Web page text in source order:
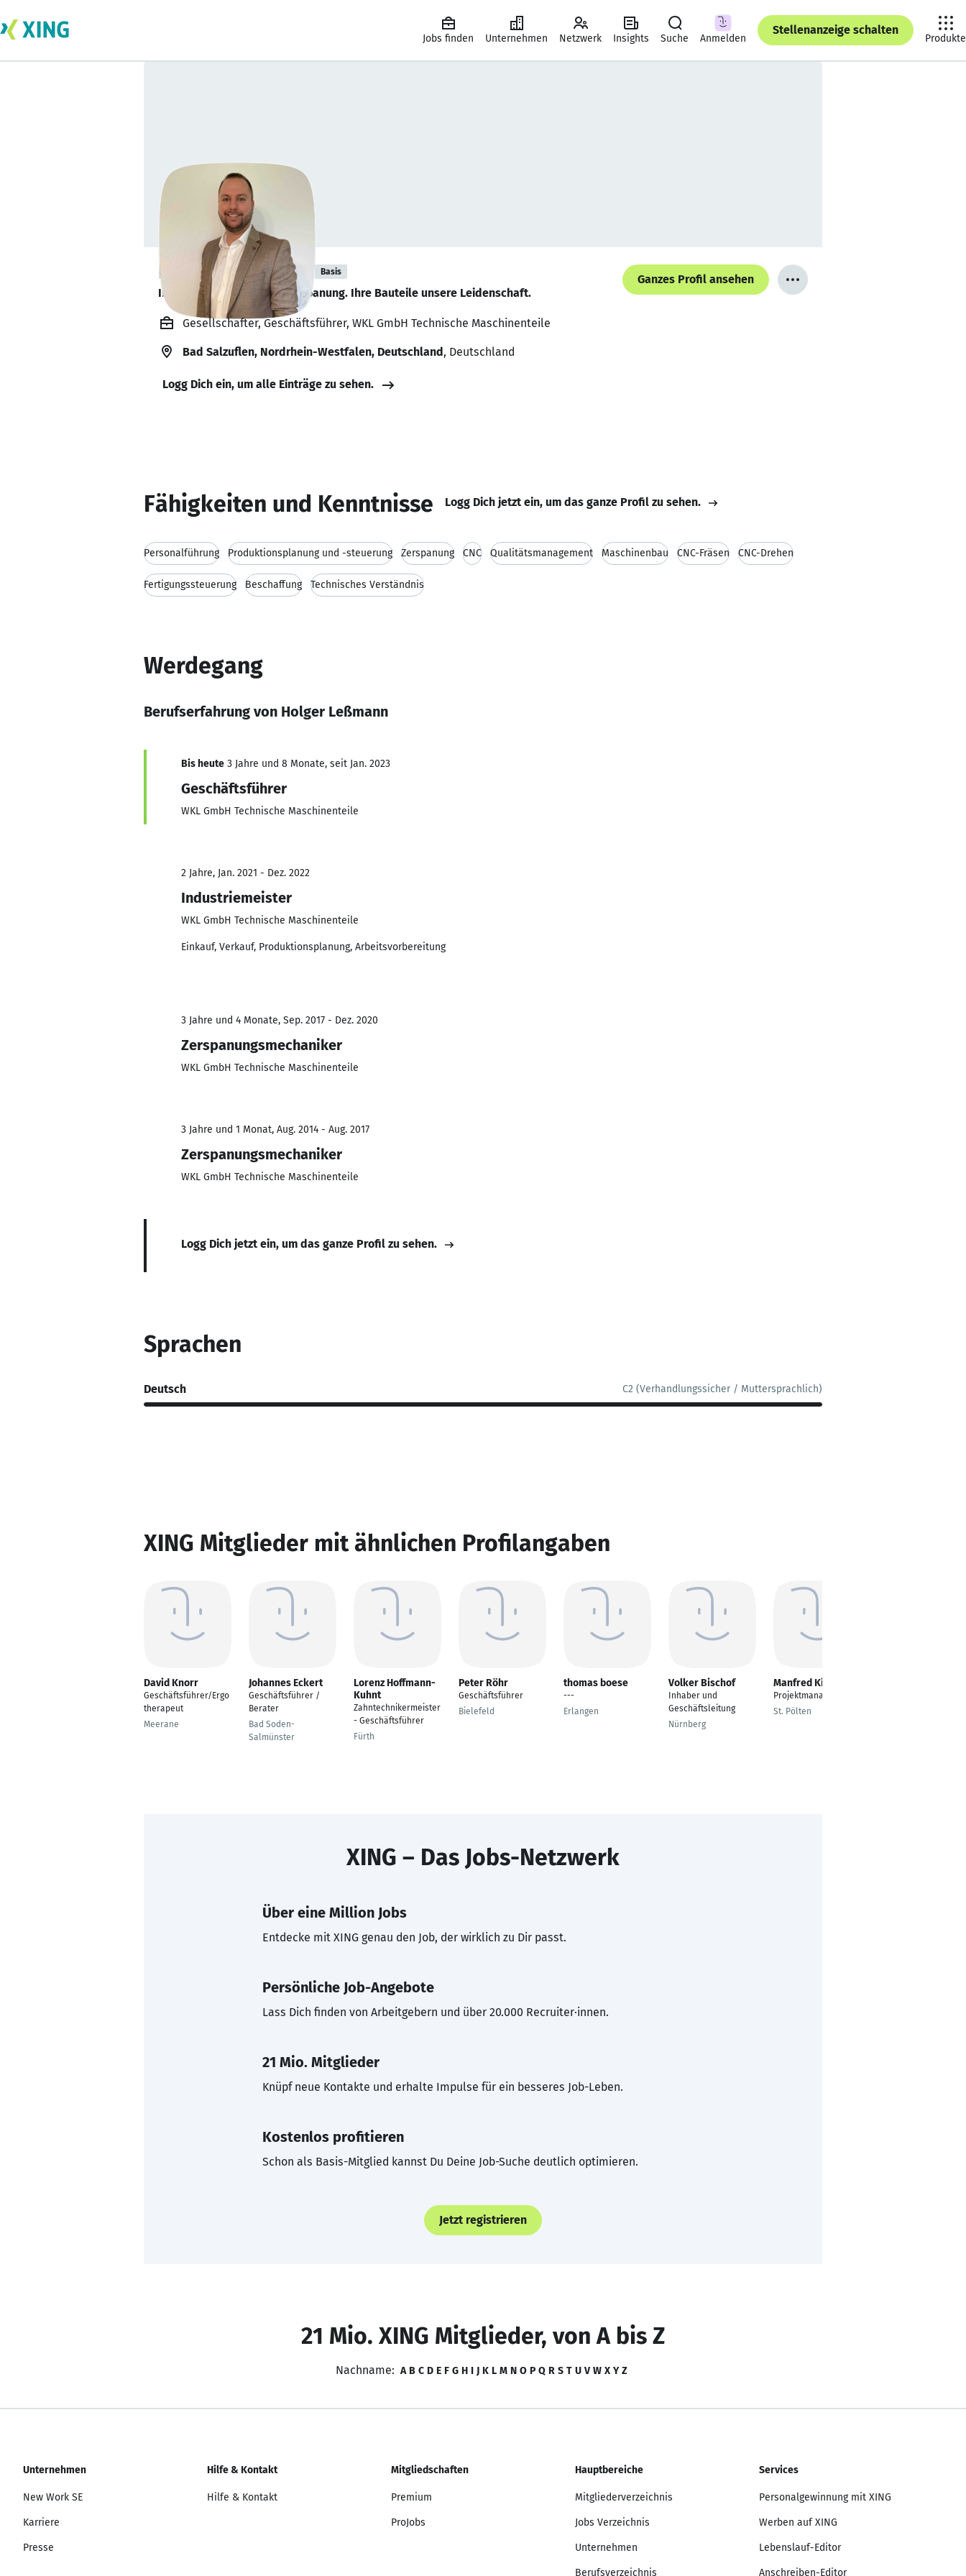
Jobs finden Unternehmen Netzwerk Insights Suche Anmelden
Stellenanzeige schalten
Produkte
Holger Leßmann Basis
Ihr Partner rund um die Zerspanung. Ihre Bauteile unsere Leidenschaft.
Ganzes Profil ansehen
Gesellschafter, Geschäftsführer, WKL GmbH Technische Maschinenteile
Bad Salzuflen, Nordrhein-Westfalen, Deutschland, Deutschland
Logg Dich ein, um alle Einträge zu sehen.
Fähigkeiten und Kenntnisse Logg Dich jetzt ein, um das ganze Profil zu sehen.
Personalführung Produktionsplanung und -steuerung Zerspanung CNC Qualitätsmanagement Maschinenbau CNC-Fräsen CNC-Drehen
Fertigungssteuerung Beschaffung Technisches Verständnis
Werdegang
Berufserfahrung von Holger Leßmann
Bis heute 3 Jahre und 8 Monate, seit Jan. 2023
Geschäftsführer
WKL GmbH Technische Maschinenteile
2 Jahre, Jan. 2021 - Dez. 2022
Industriemeister
WKL GmbH Technische Maschinenteile
Einkauf, Verkauf, Produktionsplanung, Arbeitsvorbereitung
3 Jahre und 4 Monate, Sep. 2017 - Dez. 2020
Zerspanungsmechaniker
WKL GmbH Technische Maschinenteile
3 Jahre und 1 Monat, Aug. 2014 - Aug. 2017
Zerspanungsmechaniker
WKL GmbH Technische Maschinenteile
Logg Dich jetzt ein, um das ganze Profil zu sehen.
Sprachen
Deutsch C2 (Verhandlungssicher / Muttersprachlich)
XING Mitglieder mit ähnlichen Profilangaben
David Knorr
Geschäftsführer/Ergo
therapeut
Meerane
Johannes Eckert
Geschäftsführer /
Berater
Bad Soden-
Salmünster
Lorenz Hoffmann-
Kuhnt
Zahntechnikermeister
- Geschäftsführer
Fürth
Peter Röhr
Geschäftsführer
Bielefeld
thomas boese
---
Erlangen
Volker Bischof
Inhaber und
Geschäftsleitung
Nürnberg
Manfred Kirtz
Projektmanager
St. Pölten
XING – Das Jobs-Netzwerk
Über eine Million Jobs
Entdecke mit XING genau den Job, der wirklich zu Dir passt.
Persönliche Job-Angebote
Lass Dich finden von Arbeitgebern und über 20.000 Recruiter·innen.
21 Mio. Mitglieder
Knüpf neue Kontakte und erhalte Impulse für ein besseres Job-Leben.
Kostenlos profitieren
Schon als Basis-Mitglied kannst Du Deine Job-Suche deutlich optimieren.
Jetzt registrieren
21 Mio. XING Mitglieder, von A bis Z
Nachname: A B C D E F G H I J K L M N O P Q R S T U V W X Y Z
Unternehmen
New Work SE
Karriere
Presse
Hilfe & Kontakt
Hilfe & Kontakt
Mitgliedschaften
Premium
ProJobs
Hauptbereiche
Mitgliederverzeichnis
Jobs Verzeichnis
Unternehmen
Berufsverzeichnis
Services
Personalgewinnung mit XING
Werben auf XING
Lebenslauf-Editor
Anschreiben-Editor